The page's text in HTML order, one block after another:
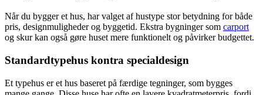
Når du bygger et hus, har valget af hustype stor betydning for både
pris, designmuligheder og byggetid. Ekstra bygninger som carport
og skur kan også gøre huset mere funktionelt og påvirker budgettet.
Standardtypehus kontra specialdesign
Et typehus er et hus baseret på færdige tegninger, som bygges